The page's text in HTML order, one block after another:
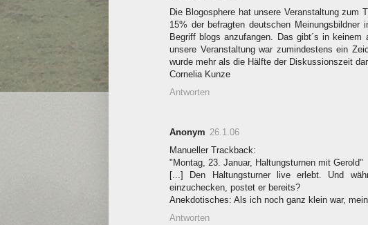
Die Blogosphere hat unsere Veranstaltung
15% der befragten deutschen Meinungsbildner
Begriff blogs anzufangen. Das gibt´s in keinem
unsere Veranstaltung war zumindestens ein
wurde mehr als die Hälfte der Diskussionszeit
Cornelia Kunze
Antworten
Anonym 26.1.06
Manueller Trackback:
"Montag, 23. Januar, Haltungsturnen mit Gerold"
[...] Den Haltungsturner live erlebt. Und
einzuchecken, postet er bereits?
Anekdotisches: Als ich noch ganz klein war,
Antworten